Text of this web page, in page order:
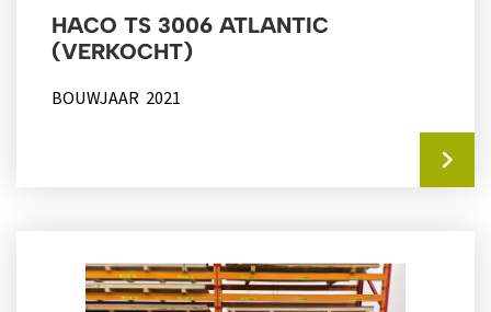
HACO TS 3006 ATLANTIC
(VERKOCHT)
BOUWJAAR 2021